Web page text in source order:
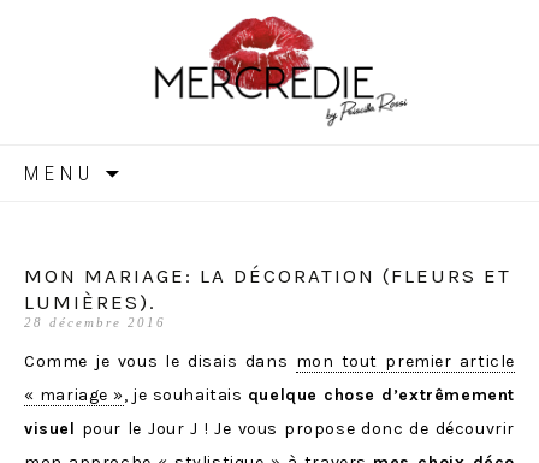
MERCREDIE
MENU
MON MARIAGE: LA DÉCORATION (FLEURS ET
LUMIÈRES).
28 décembre 2016
Comme je vous le disais dans mon tout premier article
« mariage », je souhaitais quelque chose d’extrêmement
visuel pour le Jour J ! Je vous propose donc de découvrir